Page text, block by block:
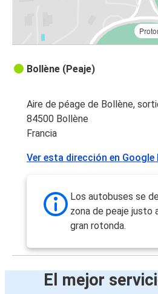
Bollène (Peaje)
Aire de péage de Bollène,
84500 Bollène
Francia
Ver esta dirección en Google
Los autobuses se
zona de peaje justo
gran rotonda.
El mejor